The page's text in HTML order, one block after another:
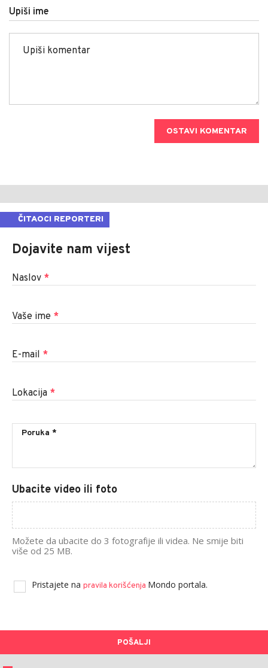
Upiši ime
OSTAVI KOMENTAR
ČITAOCI REPORTERI
Dojavite nam vijest
Naslov *
Vaše ime *
E-mail *
Lokacija *
Ubacite video ili foto
Možete da ubacite do 3 fotografije ili videa. Ne smije biti
više od 25 MB.
Pristajete na pravila korišćenja Mondo portala.
POŠALJI